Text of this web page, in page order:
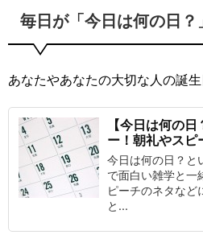
毎日が「今日は何の日？
あなたやあなたの大切な人の誕
【今日は何の
ー！朝礼やスピ
今日は何の日？と
で面白い雑学と一
ピーチのネタな
と...